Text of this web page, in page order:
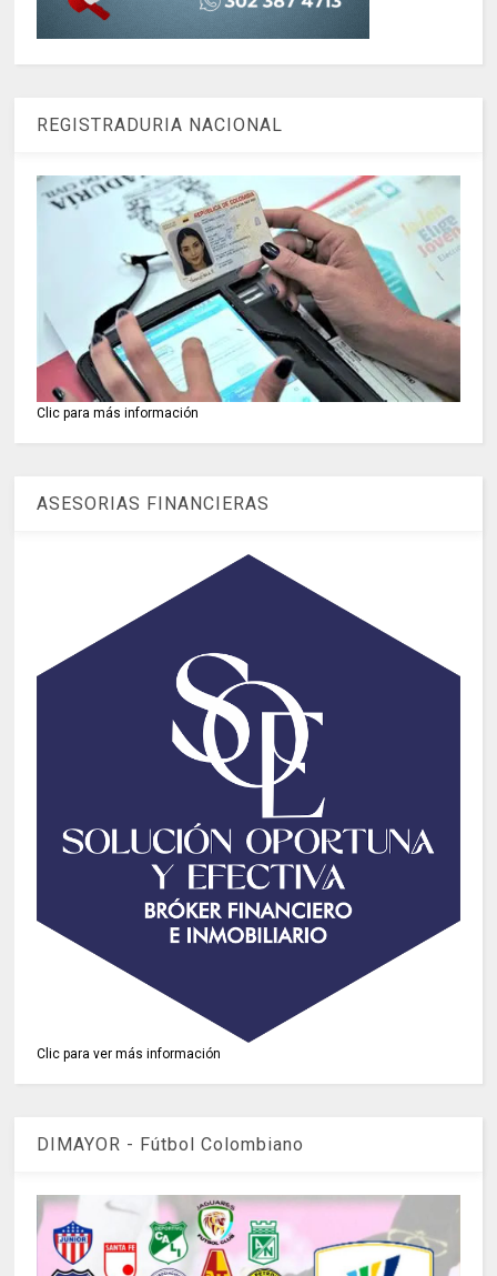
REGISTRADURIA NACIONAL
Clic para más información
ASESORIAS FINANCIERAS
Clic para ver más información
DIMAYOR - Fútbol Colombiano